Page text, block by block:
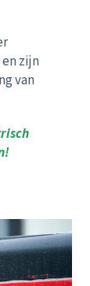
zijn
van